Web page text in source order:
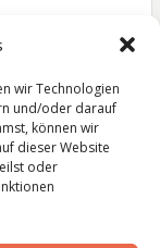
wir Technologien
und/oder darauf
können wir
dieser Website
oder
Kochbuch